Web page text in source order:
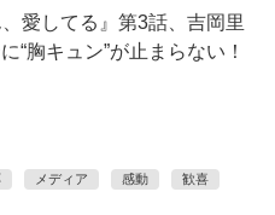
愛してる』第3話、吉岡里
“胸キュン”が止まらない！
メディア 感動
歓喜